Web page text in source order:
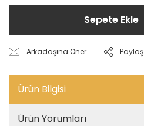
Sepete Ekle
Arkadaşına Öner Paylaş
Ürün Bilgisi
Ürün Yorumları